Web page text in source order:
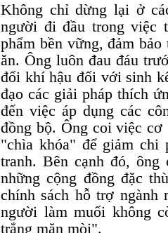
Không chỉ dừng lại ở
người đi đầu trong việc
phẩm bền vững, đảm
ăn. Ông luôn đau đáu
đổi khí hậu đối với sinh
đạo các giải pháp thích
đến việc áp dụng các
đồng bộ. Ông coi việc
"chìa khóa" để giảm chi
tranh. Bên cạnh đó, ông
những cộng đồng đặc
chính sách hỗ trợ ngành
người làm muối không
trắng mặn mòi".